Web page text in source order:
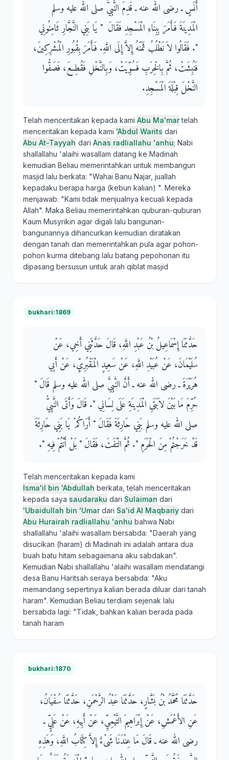
أَنَسٍ ـ رضى الله عنه ـ قَدِمَ النَّبِيُّ صلى الله عليه وسلم
الْمَدِينَةَ فَأَمَرَ بِبِنَاءِ الْمَسْجِدِ فَقَالَ ‏ "‏ يَا بَنِي النَّجَّارِ ثَامِنُونِي
‏"‏‏.‏ فَقَالُوا لاَ نَطْلُبُ ثَمَنَهُ إِلاَّ إِلَى اللَّهِ‏.‏ فَأَمَرَ بِقُبُورِ الْمُشْرِكِينَ،
فَنُبِشَتْ، ثُمَّ بِالْخِرَبِ فَسُوِّيَتْ، وَبِالنَّخْلِ فَقُطِعَ، فَصَفُّوا
النَّخْلَ قِبْلَةَ الْمَسْجِدِ‏.‏
Telah menceritakan kepada kami Abu Ma'martelah
menceritakan kepada kami 'Abdul Warits dari
Abu At-Tayyah dari Anas radliallahu 'anhu; Nabi
shallallahu 'alaihi wasallam datang ke Madinah
kemudian Beliau memerintahkan untuk membangun
masjid lalu berkata: "Wahai Banu Najar, juallah
kepadaku berapa harga (kebun kalian) ". Mereka
menjawab: "Kami tidak menjualnya kecuali kepada
Allah". Maka Beliau memerintahkan quburan-quburan
Kaum Musyrikin agar digali lalu bangunan-
bangunannya dihancurkan kemudian diratakan
dengan tanah dan memerintahkan pula agar pohon-
pohon kurma ditebang lalu batang pepohonan itu
dipasang bersusun untuk arah qiblat masjid
bukhari:1869
حَدَّثَنَا إِسْمَاعِيلُ بْنُ عَبْدِ اللَّهِ، قَالَ حَدَّثَنِي أَخِي، عَنْ
سُلَيْمَانَ، عَنْ عُبَيْدِ اللَّهِ، عَنْ سَعِيدٍ الْمَقْبُرِيِّ، عَنْ أَبِي
هُرَيْرَةَ ـ رضى الله عنه ـ أَنَّ النَّبِيَّ صلى الله عليه وسلم قَالَ ‏"‏
حُرِّمَ مَا بَيْنَ لاَبَتَىِ الْمَدِينَةِ عَلَى لِسَانِي ‏"‏‏.‏ قَالَ وَأَتَى النَّبِيُّ
صلى الله عليه وسلم بَنِي حَارِثَةَ فَقَالَ ‏"‏ أَرَاكُمْ يَا بَنِي حَارِثَةَ
قَدْ خَرَجْتُمْ مِنَ الْحَرَمِ ‏"‏‏.‏ ثُمَّ الْتَفَتَ، فَقَالَ ‏"‏ بَلْ أَنْتُمْ فِيهِ ‏"‏‏.‏
Telah menceritakan kepada kami
Isma'il bin 'Abdullah berkata, telah menceritakan
kepada saya saudaraku dari Sulaiman dari
'Ubaidullah bin 'Umardari Sa'id Al Maqbariy dari
Abu Hurairah radliallahu 'anhu bahwa Nabi
shallallahu 'alaihi wasallam bersabda: "Daerah yang
disucikan (haram) di Madinah ini adalah antara dua
buah batu hitam sebagaimana aku sabdakan".
Kemudian Nabi shallallahu 'alaihi wasallam mendatangi
desa Banu Haritsah seraya bersabda: "Aku
memandang sepertinya kalian berada diluar dari tanah
haram". Kemudian Beliau terdiam sejenak lalu
bersabda lagi: "Tidak, bahkan kalian berada pada
tanah haram
bukhari:1870
حَدَّثَنَا مُحَمَّدُ بْنُ بَشَّارٍ، حَدَّثَنَا عَبْدُ الرَّحْمَنِ، حَدَّثَنَا سُفْيَانُ،
عَنِ الأَعْمَشِ، عَنْ إِبْرَاهِيمَ التَّيْمِيِّ، عَنْ أَبِيهِ، عَنْ عَلِيٍّ ـ
رضى الله عنه ـ قَالَ مَا عِنْدَنَا شَىْءٌ إِلاَّ كِتَابُ اللَّهِ، وَهَذِهِ